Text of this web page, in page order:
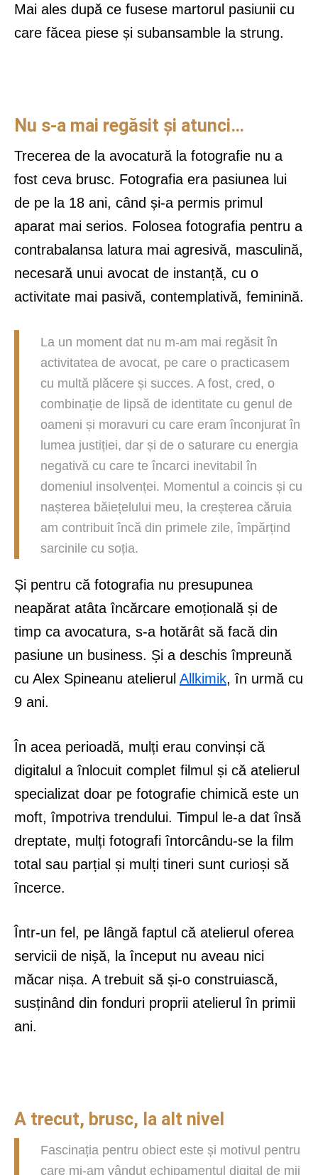
Mai ales după ce fusese martorul pasiunii cu
care făcea piese și subansamble la strung.
Nu s-a mai regăsit și atunci…
Trecerea de la avocatură la fotografie nu a
fost ceva brusc. Fotografia era pasiunea lui
de pe la 18 ani, când și-a permis primul
aparat mai serios. Folosea fotografia pentru a
contrabalansa latura mai agresivă, masculină,
necesară unui avocat de instanță, cu o
activitate mai pasivă, contemplativă, feminină.
La un moment dat nu m-am mai regăsit în
activitatea de avocat, pe care o practicasem
cu multă plăcere și succes. A fost, cred, o
combinație de lipsă de identitate cu genul de
oameni și moravuri cu care eram înconjurat în
lumea justiției, dar și de o saturare cu energia
negativă cu care te încarci inevitabil în
domeniul insolvenței. Momentul a coincis și cu
nașterea băiețelului meu, la creșterea căruia
am contribuit încă din primele zile, împărțind
sarcinile cu soția.
Și pentru că fotografia nu presupunea
neapărat atâta încărcare emoțională și de
timp ca avocatura, s-a hotărât să facă din
pasiune un business. Și a deschis împreună
cu Alex Spineanu atelierul Allkimik, în urmă cu
9 ani.
În acea perioadă, mulți erau convinși că
digitalul a înlocuit complet filmul și că atelierul
specializat doar pe fotografie chimică este un
moft, împotriva trendului. Timpul le-a dat însă
dreptate, mulți fotografi întorcându-se la film
total sau parțial și mulți tineri sunt curioși să
încerce.
Într-un fel, pe lângă faptul că atelierul oferea
servicii de nișă, la început nu aveau nici
măcar nișa. A trebuit să și-o construiască,
susținând din fonduri proprii atelierul în primii
ani.
A trecut, brusc, la alt nivel
Fascinația pentru obiect este și motivul pentru
care mi-am vândut echipamentul digital de mii